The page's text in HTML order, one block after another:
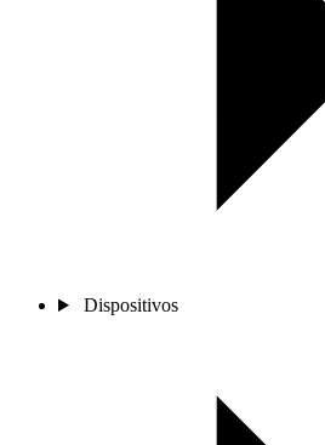
Dispositivos